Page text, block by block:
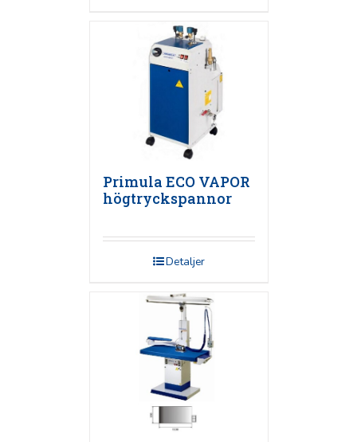
Primula ECO VAPOR
högtryckspannor
Detaljer